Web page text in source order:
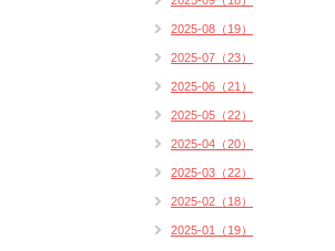
2025-08（19）
2025-07（23）
2025-06（21）
2025-05（22）
2025-04（20）
2025-03（22）
2025-02（18）
2025-01（19）